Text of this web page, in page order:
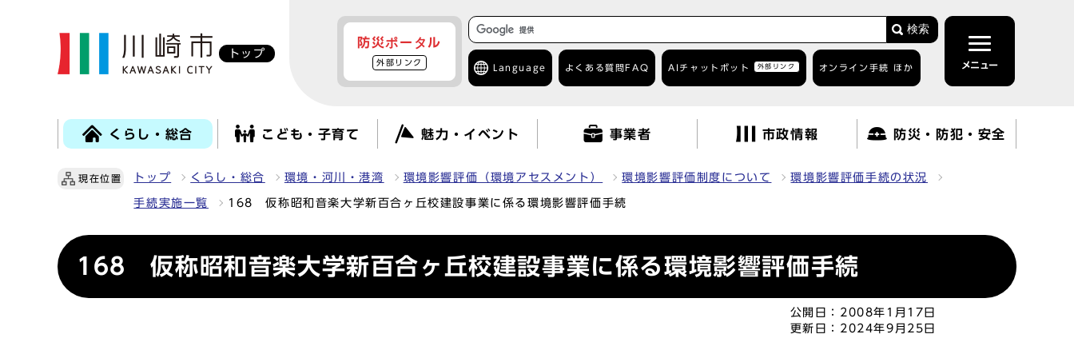
トップ
防災ポータル
外部リンク
検索
Language よくある質問 FAQ AIチャットボット 外部リンク オンライン手続 ほか メニュー
くらし・総合 こども・子育て 魅力・イベント 事業者 市政情報 防災・防犯・安全
現在位置 トップ くらし・総合 環境・河川・港湾 環境影響評価（環境アセスメント） 環境影響評価制度について 環境影響評価手続の状況
手続実施一覧 168 仮称昭和音楽大学新百合ヶ丘校建設事業に係る環境影響評価手続
168 仮称昭和音楽大学新百合ヶ丘校建設事業に係る環境影響評価手続
公開日： 2008年1月17日
更新日： 2024年9月25日